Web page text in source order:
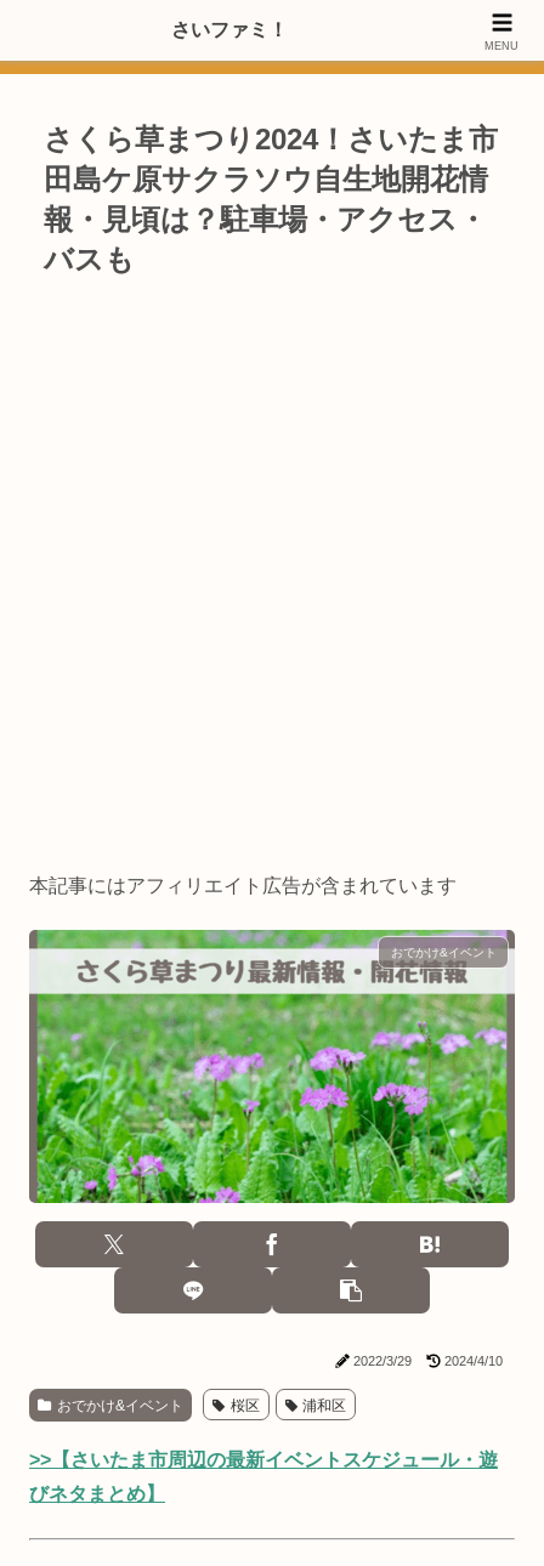
>>【PRのご協力内容更新しました】さいたま市のファミリー世代・20～
さくら草まつり2024！さいたま市
田島ケ原サクラソウ自生地開花情
報・見頃は？駐車場・アクセス・
バスも
本記事にはアフィリエイト広告が含まれています
おでかけ&イベント
2022/3/29 2024/4/10
おでかけ&イベント 桜区 浦和区
>>【さいたま市周辺の最新イベントスケジュール・遊
びネタまとめ】
さいファミ！
MENU